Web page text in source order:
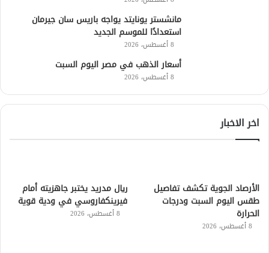
مانشستر يونايتد يواجه باريس سان جيرمان
استعدادًا للموسم الجديد
8 أغسطس، 2026
أسعار الذهب في مصر اليوم السبت
8 أغسطس، 2026
اخر الاخبار
الأرصاد الجوية تكشف تفاصيل
طقس اليوم السبت ودرجات
الحرارة
8 أغسطس، 2026
ريال مدريد يختبر جاهزيته أمام
فيرينكفاروسي في ودية قوية
8 أغسطس، 2026